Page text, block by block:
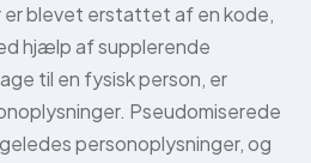
er blevet erstattet af en kode,
hjælp af supplerende
til en fysisk person, er
Pseudomiserede
personoplysninger, og